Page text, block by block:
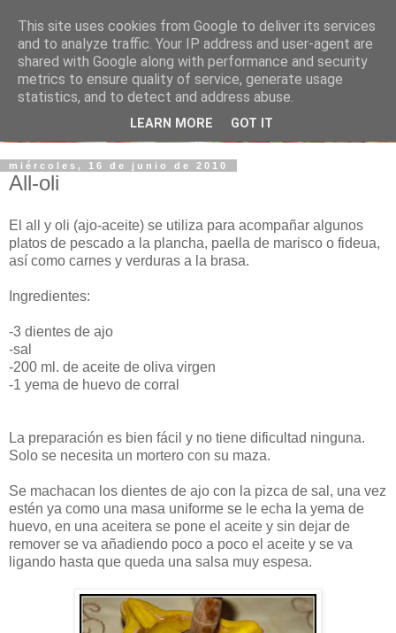
miércoles, 16 de junio de 2010
All-oli
El all y oli (ajo-aceite) se utiliza para acompañar algunos
platos de pescado a la plancha, paella de marisco o fideua,
así como carnes y verduras a la brasa.
Ingredientes:
-3 dientes de ajo
-sal
-200 ml. de aceite de oliva virgen
-1 yema de huevo de corral
La preparación es bien fácil y no tiene dificultad ninguna.
Solo se necesita un mortero con su maza.
Se machacan los dientes de ajo con la pizca de sal, una vez
estén ya como una masa uniforme se le echa la yema de
huevo, en una aceitera se pone el aceite y sin dejar de
remover se va añadiendo poco a poco el aceite y se va
ligando hasta que queda una salsa muy espesa.
This site uses cookies from Google to deliver its services
and to analyze traffic. Your IP address and user-agent are
shared with Google along with performance and security
metrics to ensure quality of service, generate usage
statistics, and to detect and address abuse.
LEARN MORE GOT IT